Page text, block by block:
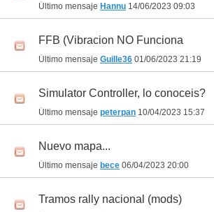
Último mensaje Hannu 14/06/2023 09:03
FFB (Vibracion NO Funciona
Último mensaje Guille36 01/06/2023 21:19
Simulator Controller, lo conoceis?
Último mensaje peterpan 10/04/2023 15:37
Nuevo mapa...
Último mensaje bece 06/04/2023 20:00
Tramos rally nacional (mods)